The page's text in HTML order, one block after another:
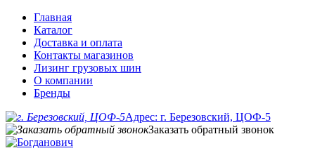
Главная
Каталог
Доставка и оплата
Контакты магазинов
Лизинг грузовых шин
О компании
Бренды
Адрес: г. Березовский, ЦОФ-5
Заказать обратный звонок